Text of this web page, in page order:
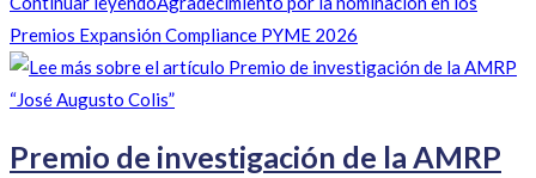
Premios Expansión Compliance PYME 2026
Premio de investigación de la AMRP